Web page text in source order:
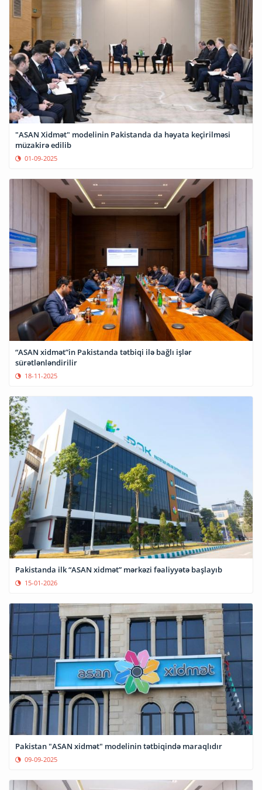
"ASAN Xidmət" modelinin Pakistanda da həyata keçirilməsi
müzakirə edilib
01-09-2025
“ASAN xidmət”in Pakistanda tətbiqi ilə bağlı işlər
sürətlənləndirilir
18-11-2025
Pakistanda ilk “ASAN xidmət” mərkəzi fəaliyyətə başlayıb
15-01-2026
Pakistan "ASAN xidmət" modelinin tətbiqində maraqlıdır
09-09-2025